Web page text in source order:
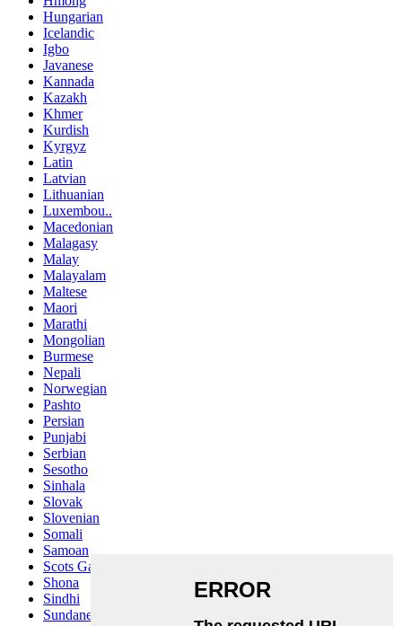
Hungarian
Icelandic
Igbo
Javanese
Kannada
Kazakh
Khmer
Kurdish
Kyrgyz
Latin
Latvian
Lithuanian
Luxembou..
Macedonian
Malagasy
Malay
Malayalam
Maltese
Maori
Marathi
Mongolian
Burmese
Nepali
Norwegian
Pashto
Persian
Punjabi
Serbian
Sesotho
Sinhala
Slovak
Slovenian
Somali
Samoan
Scots Gaelic
Shona
Sindhi
Sundanese